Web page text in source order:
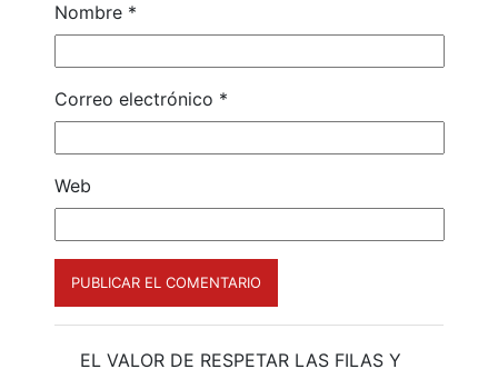
Nombre *
Correo electrónico *
Web
EL VALOR DE RESPETAR LAS FILAS Y